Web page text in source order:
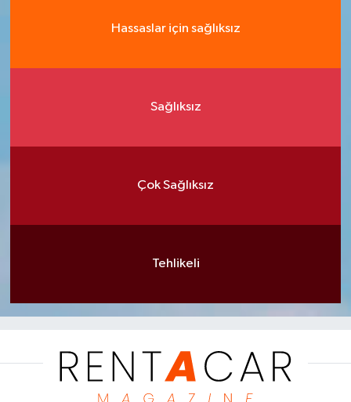
Hassaslar için sağlıksız
Sağlıksız
Çok Sağlıksız
Tehlikeli